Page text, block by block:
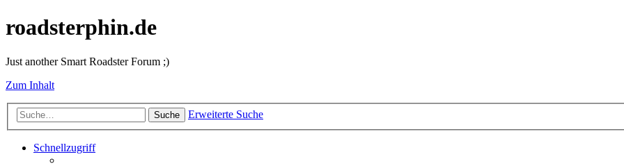
roadsterphin.de
Just another Smart Roadster Forum ;)
Zum Inhalt
Suche Erweiterte Suche
Schnellzugriff